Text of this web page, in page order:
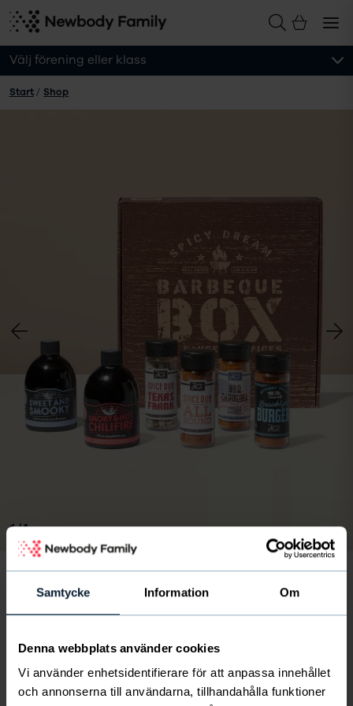
Samtycke Information Om
Denna webbplats använder cookies
Vi använder enhetsidentifierare för att anpassa innehållet
och annonserna till användarna, tillhandahålla funktioner
Välj förening eller klass
Start / Shop
Bild
1av
/4
Barbeque Box
Svenskt föreningsliv eller skola får 63 kr per paket
Är du, eller känner du någon som är, grilltokig? Då har